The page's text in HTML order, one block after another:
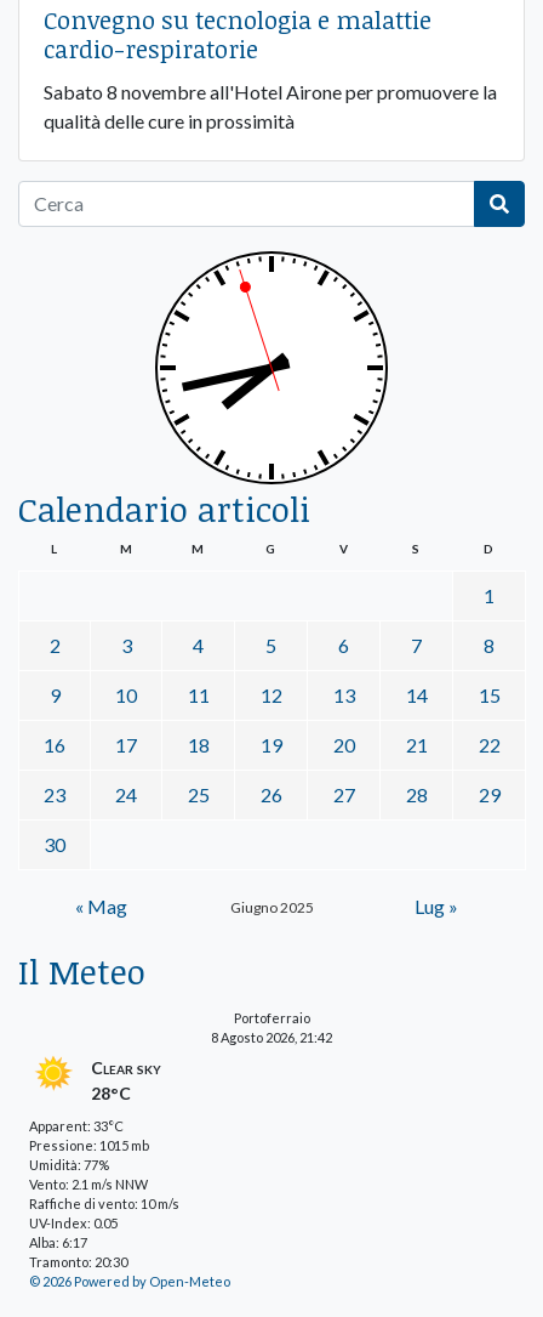
Convegno su tecnologia e malattie
cardio-respiratorie
Sabato 8 novembre all'Hotel Airone per promuovere la
qualità delle cure in prossimità
Calendario articoli
Giugno 2025
L M M G V S D
1
2 3 4 5 6 7 8
9 10 11 12 13 14 15
16 17 18 19 20 21 22
23 24 25 26 27 28 29
30
« Mag Lug »
Il Meteo
Portoferraio
8 Agosto 2026, 21:42
Clear sky
28°C
Apparent: 33°C
Pressione: 1015 mb
Umidità: 77%
Vento: 2.1 m/s NNW
Raffiche di vento: 10 m/s
UV-Index: 0.05
Alba: 6:17
Tramonto: 20:30
© 2026 Powered by Open-Meteo